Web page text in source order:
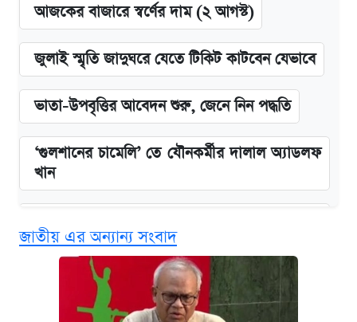
আজকের বাজারে স্বর্ণের দাম (২ আগস্ট)
জুলাই স্মৃতি জাদুঘরে যেতে টিকিট কাটবেন যেভাবে
ভাতা-উপবৃত্তির আবেদন শুরু, জেনে নিন পদ্ধতি
‘গুলশানের চামেলি’ তে যৌনকর্মীর দালাল অ্যাডলফ
খান
দাম ও ফিচার
কবে শুরু হচ্ছে ঢাবির ভর্তি আবেদন, জানাল কর্তৃপক্ষ
জাতীয় এর অন্যান্য সংবাদ